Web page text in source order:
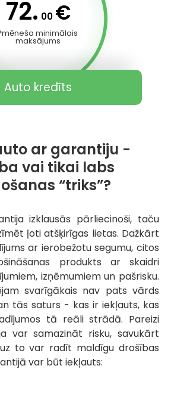
72. 00 €
minimālais
maksājums
Auto kredīts
ar garantiju -
vai tikai labs
“triks”?
izklausās pārliecinoši, taču
ļoti atšķirīgas lietas. Dažkārt
ar ierobežotu segumu, citos
produkts ar skaidri
izņēmumiem un pašrisku.
svarīgākais nav pats vārds
tās saturs - kas ir iekļauts, kas
tā reāli strādā. Pareizi
var samazināt risku, savukārt
to var radīt maldīgu drošības
var būt iekļauts: